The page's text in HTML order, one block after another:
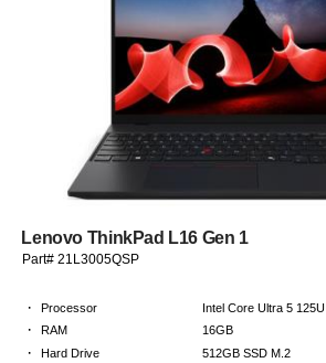
Lenovo ThinkPad L16 Gen 1
Part# 21L3005QSP
· Processor Intel Core Ultra 5 125U
· RAM 16GB
· Hard Drive 512GB SSD M.2